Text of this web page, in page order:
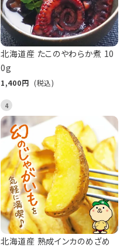
北海道産 たこのやわらか煮 10
0g
1,400 (税込)
4
北海道産 熟成インカのめざめ